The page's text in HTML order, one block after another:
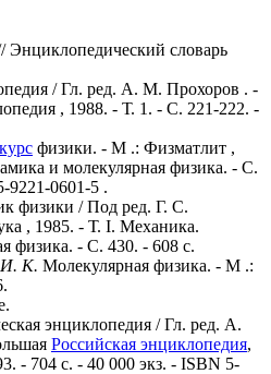
Энциклопедический словарь
/ Гл. ред. А. М. Прохоров . -
, 1988. - Т. 1. - С. 221-222. -
физики. - М .: Физматлит ,
и молекулярная физика. - С.
9221-0601-5 .
физики / Под ред. Г. С.
, 1985. - Т. I. Механика.
физика. - С. 430. - 608 с.
И. К. Молекулярная физика. - М .:
энциклопедия / Гл. ред. А.
Российская энциклопедия,
- 704 с. - 40 000 экз. - ISBN 5-